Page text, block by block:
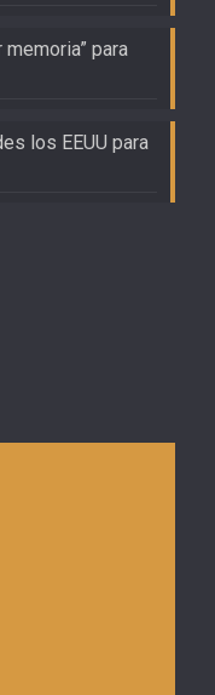
para
los EEUU para